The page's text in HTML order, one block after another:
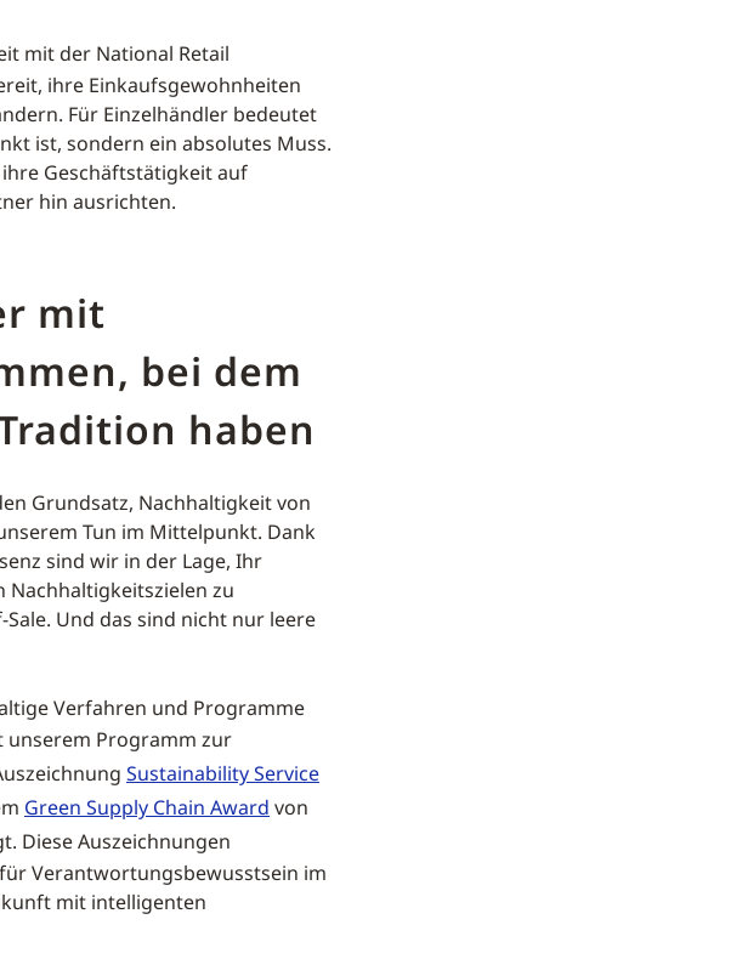
mit der National Retail
ihre Einkaufsgewohnheiten
Für Einzelhändler bedeutet
ist, sondern ein absolutes Muss.
Geschäftstätigkeit auf
hin ausrichten.
mit
bei dem
haben
Grundsatz, Nachhaltigkeit von
Tun im Mittelpunkt. Dank
sind wir in der Lage, Ihr
Nachhaltigkeitszielen zu
Und das sind nicht nur leere
Verfahren und Programme
Programm zur
Sustainability Service
Green Supply Chain Award von
Diese Auszeichnungen
Verantwortungsbewusstsein im
mit intelligenten